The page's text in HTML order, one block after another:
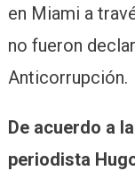
en Miami a
no fueron
Anticorrupción.
De acuerdo a
periodista